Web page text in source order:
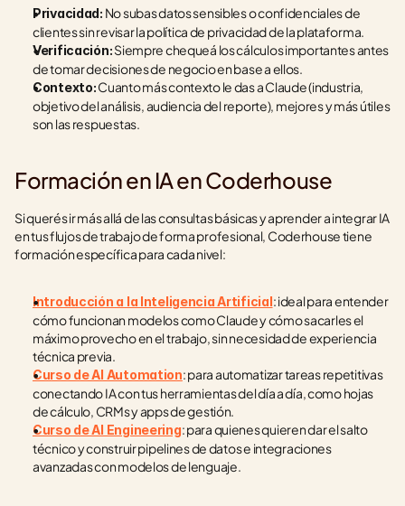
Privacidad: No subas datos sensibles o confidenciales de
clientes sin revisar la política de privacidad de la plataforma.
Verificación: Siempre chequeá los cálculos importantes antes
de tomar decisiones de negocio en base a ellos.
Contexto: Cuanto más contexto le das a Claude (industria,
objetivo del análisis, audiencia del reporte), mejores y más útiles
son las respuestas.
Formación en IA en Coderhouse
Si querés ir más allá de las consultas básicas y aprender a integrar IA
en tus flujos de trabajo de forma profesional, Coderhouse tiene
formación específica para cada nivel:
Introducción a la Inteligencia Artificial: ideal para entender
cómo funcionan modelos como Claude y cómo sacarles el
máximo provecho en el trabajo, sin necesidad de experiencia
técnica previa.
Curso de AI Automation: para automatizar tareas repetitivas
conectando IA con tus herramientas del día a día, como hojas
de cálculo, CRMs y apps de gestión.
Curso de AI Engineering: para quienes quieren dar el salto
técnico y construir pipelines de datos e integraciones
avanzadas con modelos de lenguaje.